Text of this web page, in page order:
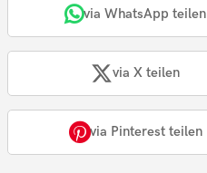
via WhatsApp teilen
via X teilen
via Pinterest teilen